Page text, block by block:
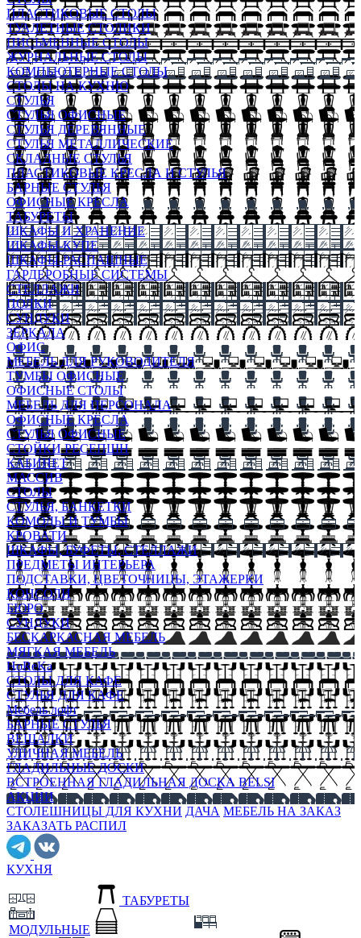
ПЛАСТИКОВЫЕ СТОЛЫ
ТУАЛЕТНЫЕ СТОЛИКИ
ПИСЬМЕННЫЕ СТОЛЫ
ЖУРНАЛЬНЫЕ СТОЛЫ
КОМПЬЮТЕРНЫЕ СТОЛЫ
СТОЛЫ НА КУХНЮ
СТУЛЬЯ
СТУЛЬЯ ОФИСНЫЕ
СТУЛЬЯ ДЕРЕВЯННЫЕ
СТУЛЬЯ МЕТАЛЛИЧЕСКИЕ
СКЛАДНЫЕ СТУЛЬЯ
ПЛАСТИКОВЫЕ КРЕСЛА И СТУЛЬЯ
БАРНЫЕ СТУЛЬЯ
ОФИСНЫЕ КРЕСЛА
ТАБУРЕТЫ
ШКАФЫ И ХРАНЕНИЕ
ШКАФЫ-КУПЕ
ШКАФЫ-РАСПАШНЫЕ
ГАРДЕРОБНЫЕ СИСТЕМЫ
СТЕЛЛАЖИ
ПОЛКИ
СУНДУКИ
ЗЕРКАЛА
ОФИС
МЕБЕЛЬ ДЛЯ РУКОВОДИТЕЛЯ
ТУМБЫ ОФИСНЫЕ
ОФИСНЫЕ СТОЛЫ
МЕБЕЛЬ ДЛЯ ПЕРСОНАЛА
ОФИСНЫЕ КРЕСЛА
СТУЛЬЯ ОФИСНЫЕ
СТОЙКИ РЕСЕПШН
КАБИНЕТ
МАССИВ
СТОЛЫ
СТУЛЬЯ, БАНКЕТКИ
КОМОДЫ И ТУМБЫ
КРОВАТИ
ШКАФЫ, БУФЕТЫ, СТЕЛЛАЖИ
ПРЕДМЕТЫ ИНТЕРЬЕРА
ПОДСТАВКИ, ЦВЕТОЧНИЦЫ, ЭТАЖЕРКИ
КОНСОЛИ
БЮРО
СУНДУКИ
БЕСКАРКАСНАЯ МЕБЕЛЬ
МЯГКАЯ МЕБЕЛЬ
HoReKa
СТОЛЫ ДЛЯ КАФЕ
СТУЛЬЯ ДЛЯ КАФЕ
Мебель лофт
БАРНЫЕ СТУЛЬЯ
ВЕШАЛКИ
УЛИЧНАЯ МЕБЕЛЬ
ГЛАДИЛЬНЫЕ ДОСКИ
ВСТРОЕННАЯ ГЛАДИЛЬНАЯ ДОСКА BELSI
АКЦИИ
СТОЛЕШНИЦЫ ДЛЯ КУХНИ ДАЧА МЕБЕЛЬ НА ЗАКАЗ
ЗАКАЗАТЬ РАСПИЛ
КУХНЯ
МОДУЛЬНЫЕ
ТАБУРЕТЫ